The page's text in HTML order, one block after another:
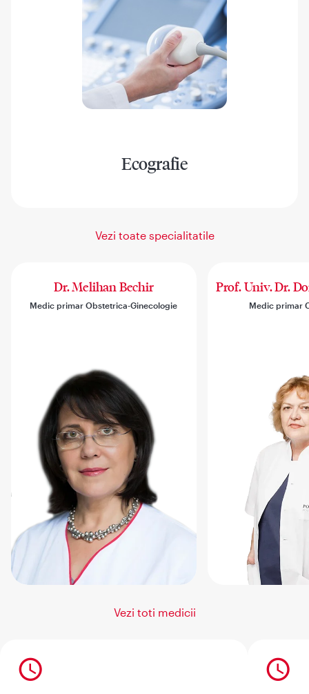
Ecografie
Vezi toate specialitatile
Dr. Melihan Bechir
Medic primar Obstetrica-Ginecologie
Prof. Univ. Dr.
Medic primar
Vezi toti medicii